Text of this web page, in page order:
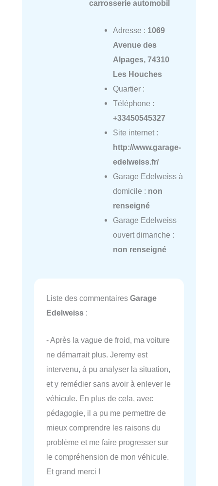
carrosserie automobil
Adresse : 1069
Avenue des
Alpages, 74310
Les Houches
Quartier :
Téléphone :
+33450545327
Site internet :
http://www.garage-
edelweiss.fr/
Garage Edelweiss à
domicile : non
renseigné
Garage Edelweiss
ouvert dimanche :
non renseigné
Liste des commentaires Garage
Edelweiss :
- Après la vague de froid, ma voiture
ne démarrait plus. Jeremy est
intervenu, à pu analyser la situation,
et y remédier sans avoir à enlever le
véhicule. En plus de cela, avec
pédagogie, il a pu me permettre de
mieux comprendre les raisons du
problème et me faire progresser sur
le compréhension de mon véhicule.
Et grand merci !